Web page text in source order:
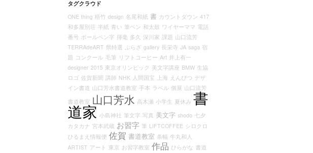
タグクラウド
ONE thing 梧竹 design 名尾和紙 書 カウントダウン 417
和多屋別荘 半紙 青い 筆ペン 和太鼓 ワイヤーママ 電話
番号 ボールペン字 揮毫 多久 深川家 課題 山口流芳
TERRAdeART 県特選 ぷらざ gallery 長栄寺 JA saga 宿
題 コンクール 毛筆 リフトコーヒー Art 井上有一
designer 2015 東京オリンピック 美文字講座 BMW 生協
ロゴ 佐賀新聞 講師 NHK 人間国宝 上海 えんぴつ デザ
イン書道 山口芳水書道教室 手本 ラベル 個展 山口流芳
書道教室 山口芳水 高木瀬 小学生 夏休み 書
道家 小島神社 筆文字 写真 美文字 shodo 七夕
カタカナ 宮本武蔵 お習字 筆 LIFTCOFFEE シロクロ
ひるまえ情報便 佐賀 書道教室 条幅 牛丸和人
ARTIST アート 東京 お習字教室 作品 ひらがな 書道